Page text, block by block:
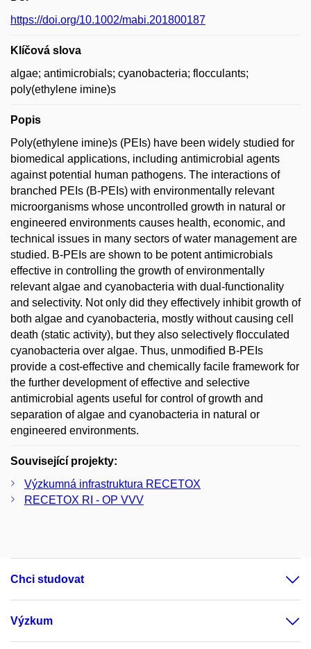
https://doi.org/10.1002/mabi.201800187
Klíčová slova
algae; antimicrobials; cyanobacteria; flocculants;
poly(ethylene imine)s
Popis
Poly(ethylene imine)s (PEIs) have been widely studied for
biomedical applications, including antimicrobial agents
against potential human pathogens. The interactions of
branched PEIs (B-PEIs) with environmentally relevant
microorganisms whose uncontrolled growth in natural or
engineered environments causes health, economic, and
technical issues in many sectors of water management are
studied. B-PEIs are shown to be potent antimicrobials
effective in controlling the growth of environmentally
relevant algae and cyanobacteria with dual-functionality
and selectivity. Not only did they effectively inhibit growth of
both algae and cyanobacteria, mostly without causing cell
death (static activity), but they also selectively flocculated
cyanobacteria over algae. Thus, unmodified B-PEIs
provide a cost-effective and chemically facile framework for
the further development of effective and selective
antimicrobial agents useful for control of growth and
separation of algae and cyanobacteria in natural or
engineered environments.
Související projekty:
Výzkumná infrastruktura RECETOX
RECETOX RI - OP VVV
Chci studovat
Výzkum